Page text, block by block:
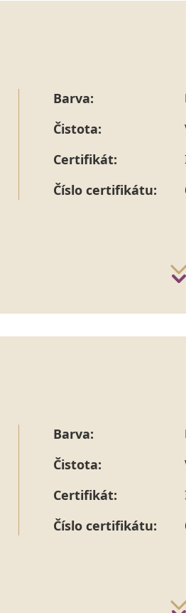
Barva:
Čistota:
Certifikát:
Číslo certifikátu:
Barva:
Čistota:
Certifikát:
Číslo certifikátu: